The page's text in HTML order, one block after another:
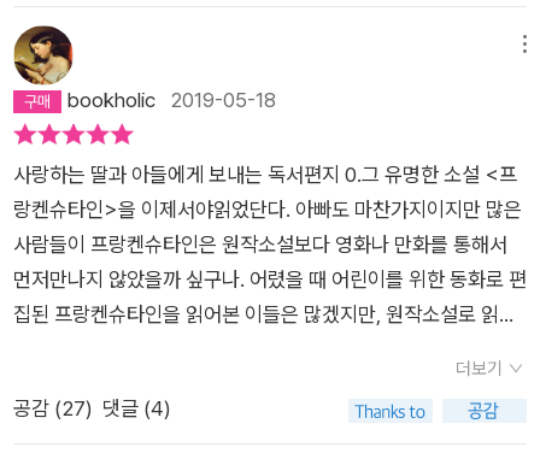
물은 자신의 행복의 권리를 주장한다. 자신만 짝이 없으니 동반자
를 만들어달라는 요구였다. 거절하면 지옥행 관광열차를 태워주
겠단다. 그리하여 피조물은 주인이 되고 창조자는 노예가 되는 반
전 드라마가 시작되는데 아 글쎄, 이런 내용을 작가가 19세에 썼
다는 게 믿어지는가? 아무튼 한 놈 만들고도 이토록 후회하는데
동반자를 만들라니, 심란하다 심란해. 인류를 해칠지도 모르는 흉
기를 내 손으로 만들어야 한다는 부담감과, 배필을 만들지 않으면
당장이라도 폭주할 듯한 괴물에 대한 염려 사이에서 멘탈 바사삭
중인 프랑켄슈타인. 그의 의심은 결국 계약을 파기하였고 괴물은
하는데 그럼에도 괴물의 존재를 함구하는 주인공이 도통 이해되
지가 않았다. 게다가 문제를 해결한답시고 하는 행동들이 오히려
로 창조되어진 괴물은 감정을 가지고 있고, 사람들에게 공감 받고
그들과 유대하기를 원한다. 하지만 끔찍하게 생겼다는 단 하나의
이유로 인간들과 창조주에게까지 소외되는 그는 살인이라는 극
단적인 방법으로 분노를 표출한다. 아이스퀼로스의 <오레스테
있다. 자신의 아버지인 아가멤논을 죽인 클뤼타이메스트라와 아
이기스토스에게 아버지의 원수를 갚아야 한다. 처음에 그는 갈등
하지만 “행한자는 반드시 고통을 겪어야만 하는 것, 이것이 바로
제우스의 법칙이기에”라고 말하며, 복수를 결심하고, 그들을 죽
인다. 그 행위가 오레스테스에게는 정당했지만 그는 복수에 대한
서부터 딜레마에 빠진다. 정작 나쁜 사람이 존재하고 그 사람에
자! 어째서 나는 살았던 것인가? 어째서 바로 그 순간, 당신이 그
렇게 방탕하게 붙인 존재의 불꽃을 꺼버리지 않았던 것인가? 알
수가 없다. 절망이 아직도 나를 사로잡지 않았던 것이다. 분노와
복수의 감정뿐이었다˝] 182페이지그는 ˝프랑켄슈타인˝이 사랑
하는 동생과 친구, 애인을 살해하고 그를 끊임없이 도발한다. ˝프
랑켄슈타인˝ 역시 그가 민든 창조물에게 복수하기 위해 그를 추
적하는데, 그러한 과정에서 ˝월턴대장˝을 만나게 되어 그에게 지
금까지의 이야기를 털어놓는다.(줄거리 끝)이 책을 제대로 이해
하기 위해서는 저자인 ˝메리 셸리˝의 성장배경에 대해 알고 읽으
서 힘들게 살았는데, 이러한 애정의 결핍과 가정의 불안 속에서
성장하였고, 성인이 된 후에도 정상적인 가정이 아닌 불안정한 결
품으로 출간되었다. 생후 며칠만에 어머니를 잃은 것을 시작으로
그녀의 삶엔 참으로 많은 죽음이 있었는데, 5명의 자녀를 낳았지
만 그 중 넷을 잃었고 동복언니와 남편의 전처 자살, 1822년에는
디기 힘든 삶이었을 듯 싶다.<프랑켄슈타인>은 북극을 탐험하
는 로버트 월턴이 그의 누이에게 보낸 편지 형식으로 시작된다.
월턴은 북극으로 가는 과정에서 우연히 프랑켄슈타인을 구조하
게 되고 그로부터 '불가능하다고 믿어왔을 그런 일'(p.38)들에 관
한 이야기를 듣게 된다. 빅토르 프랑켄슈타인은 제네바 명문가의
아들로서 어린 시절부터 신비한 자연과학에 관심을 보인다. 그는
독일의 잉골슈타트 대학에 진학하여 자연철학과 화학을 공부하
bookholic 2019-05-18
사랑하는 딸과 아들에게 보내는 독서편지 0.그 유명한 소설 <프
랑켄슈타인>을 이제서야읽었단다. 아빠도 마찬가지이지만 많은
사람들이 프랑켄슈타인은 원작소설보다 영화나 만화를 통해서
먼저만나지 않았을까 싶구나. 어렸을 때 어린이를 위한 동화로 편
집된 프랑켄슈타인을 읽어본 이들은 많겠지만, 원작소설로 읽은
이야기들의 원작을 읽는 것을 좋아한단다. 아빠가 알고 있는 줄거
리를 대충 알고 있거나, 기억이 오래되어 잘못 알고 있을 수도 있
더보기
공감 (27) 댓글 (4)